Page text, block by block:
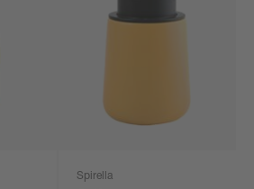
Spirella